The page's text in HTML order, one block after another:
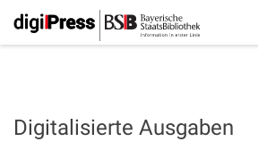
Digitalisierte Ausgaben